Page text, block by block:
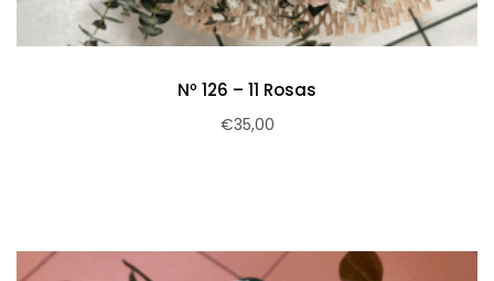
Nº 126 – 11 Rosas
€35,00